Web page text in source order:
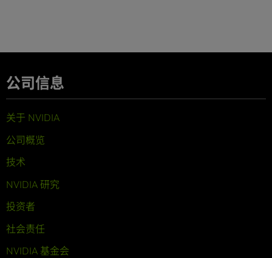
公司信息
关于 NVIDIA
公司概览
技术
NVIDIA 研究
投资者
社会责任
NVIDIA 基金会